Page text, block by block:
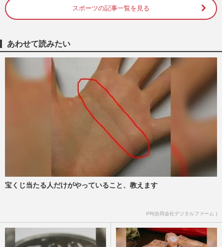
【目撃撮】柔道・阿部一二三、グラドル彼
女不在の“焼き肉忘年会”でまさかの「下ネ
週刊女性PRIME
柔道五輪金メダリストの井上康生、妻でモ
デルの東原亜希の“裸に見える服”と家族旅
行の“仲良し動画”が不…
週刊女性PRIME 2024/12/14
柔道・阿部詩の“モデル姿”が「別人級」
「誰か分からなかった」“号泣敗戦”のイン
パクト打破も消えない皮…
2024/10/12
橋本梨菜「売名行為なのかな」今度は阿部
スポーツの記事一覧を見る
あわせて読みたい
宝くじ当たる人だけがやっていること、教えます
PR(合同会社デジタルファーム )